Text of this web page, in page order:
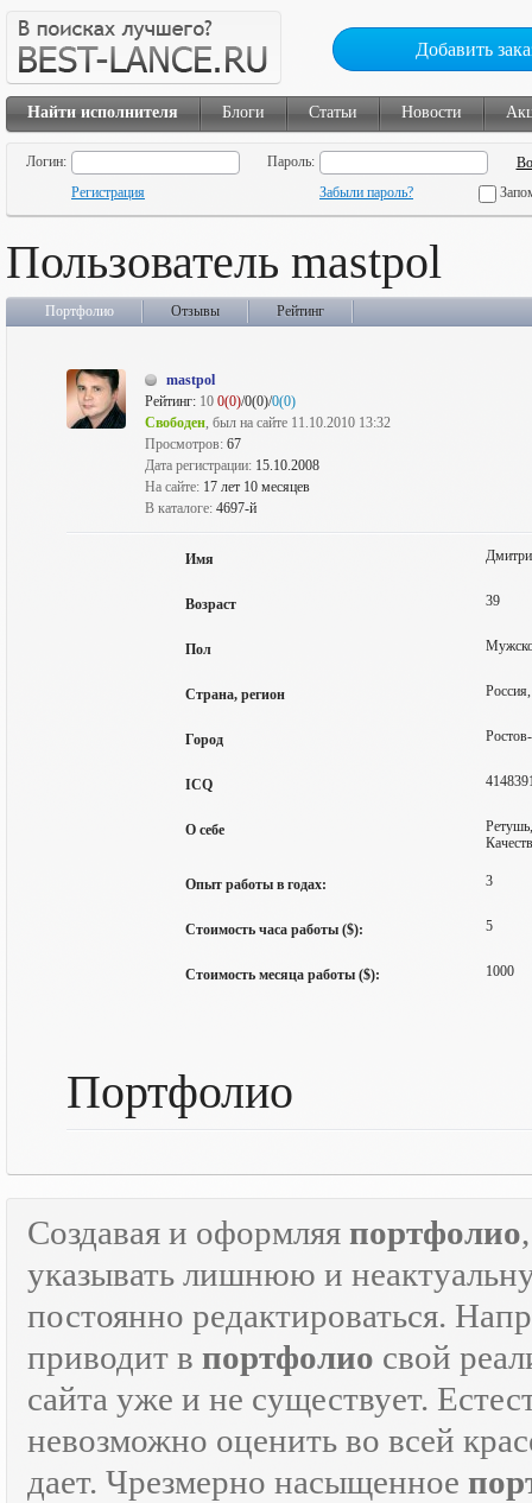
Добавить
Найти исполнителя Блоги Статьи Новости
Логин:
Пароль:
Регистрация
Забыли пароль?
Пользователь mastpol
Портфолио Отзывы Рейтинг
mastpol
Рейтинг: 10 0(0)/0(0)/0(0)
Свободен, был на сайте 11.10.2010 13:32
Просмотров: 67
Дата регистрации: 15.10.2008
На сайте: 17 лет 10 месяцев
В каталоге: 4697-й
Имя
Возраст 39
Пол
Страна, регион
Город
ICQ
О себе
Опыт работы в годах: 3
Стоимость часа работы ($): 5
Стоимость месяца работы ($): 1000
Портфолио
Создавая и оформляя портфолио
указывать лишнюю и
постоянно редактироваться.
приводит в портфолио свой
сайта уже и не существует.
невозможно оценить во всей
дает. Чрезмерно насыщенное